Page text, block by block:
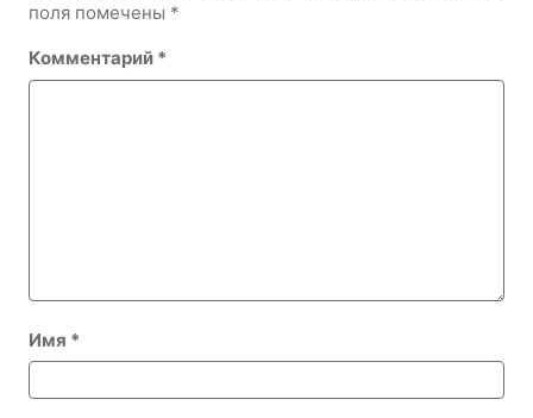
поля помечены *
Комментарий *
Имя *